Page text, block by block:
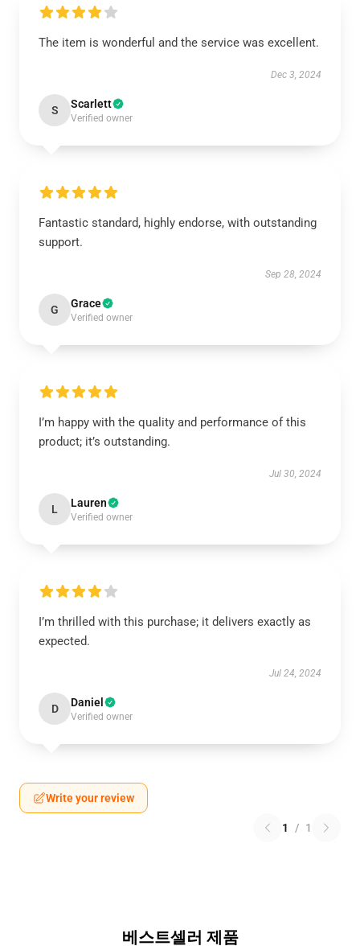
The item is wonderful and the service was excellent.
Dec 3, 2024
S Scarlett
Verified owner
Fantastic standard, highly endorse, with outstanding
support.
Sep 28, 2024
G Grace
Verified owner
I’m happy with the quality and performance of this
product; it’s outstanding.
Jul 30, 2024
L Lauren
Verified owner
I’m thrilled with this purchase; it delivers exactly as
expected.
Jul 24, 2024
D Daniel
Verified owner
Write your review
1 / 1
베스트셀러 제품